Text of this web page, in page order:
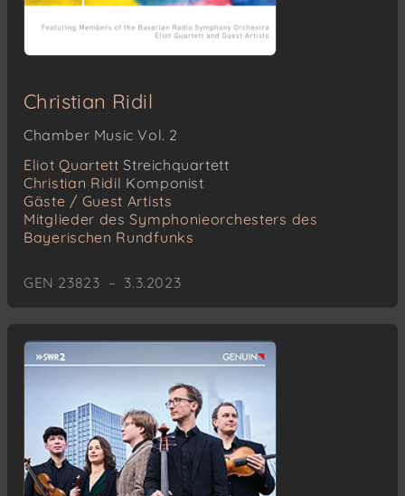
Christian Ridil
Chamber Music Vol. 2
Eliot Quartett Streichquartett
Christian Ridil Komponist
Gäste / Guest Artists
Mitglieder des Symphonieorchesters des
Bayerischen Rundfunks
GEN 23823 – 3.3.2023